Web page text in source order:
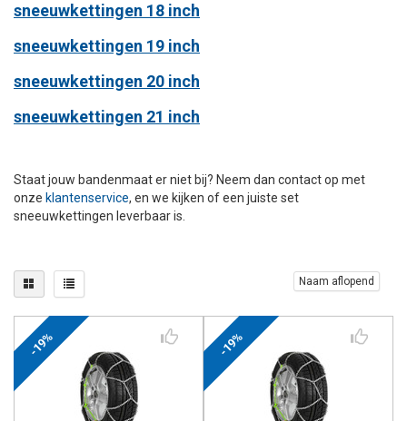
sneeuwkettingen 18 inch
sneeuwkettingen 19 inch
sneeuwkettingen 20 inch
sneeuwkettingen 21 inch
Staat jouw bandenmaat er niet bij? Neem dan contact op met
klantenservice, en we kijken of een juiste set
sneeuwkettingen leverbaar is.
Naam aflopend
-19% -19%